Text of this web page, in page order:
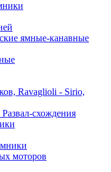
ямные-канавные
Ravaglioli - Sirio,
схождения
моторов